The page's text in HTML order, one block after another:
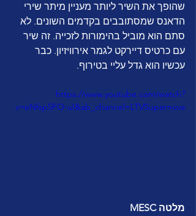
שהופך את השיר ליותר מעניין מיתר שירי
הדאנס שמסתובבים בקדמים השונים. לא
סתם הוא מוביל בהימורות לזכייה. זה שיר
עם כרטיס דיירקט לגמר אירוויזיון. כבר
עכשיו הוא גדל עליי בטירוף.
https://www.youtube.com/watch?
v=eNfsp5FO-uI&ab_channel=LTVSupernova
מלטה MESC